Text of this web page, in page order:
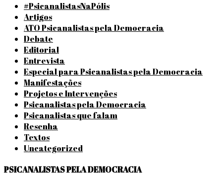
#PsicanalistasNaPólis
Artigos
ATO Psicanalistas pela Democracia
Debate
Editorial
Entrevista
Especial para Psicanalistas pela Democracia
Manifestações
Projetos e Intervenções
Psicanalistas pela Democracia
Psicanalistas que falam
Resenha
Textos
Uncategorized
PSICANALISTAS PELA DEMOCRACIA